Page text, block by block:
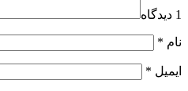
1 دیدگاه
نام *
ایمیل *